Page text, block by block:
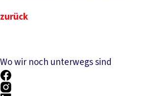
zurück
Wo wir noch unterwegs sind